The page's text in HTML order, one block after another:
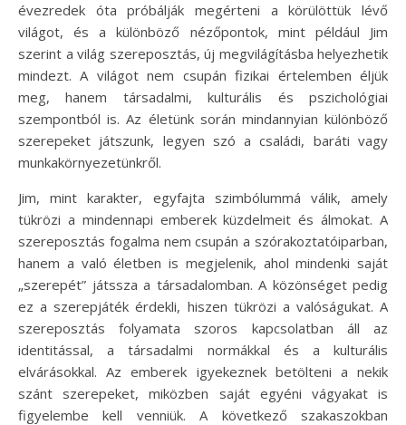
évezredek óta próbálják megérteni a körülöttük lévő
világot, és a különböző nézőpontok, mint például Jim
szerint a világ szereposztás, új megvilágításba helyezhetik
mindezt. A világot nem csupán fizikai értelemben éljük
meg, hanem társadalmi, kulturális és pszichológiai
szempontból is. Az életünk során mindannyian különböző
szerepeket játszunk, legyen szó a családi, baráti vagy
munkakörnyezetünkről.
Jim, mint karakter, egyfajta szimbólummá válik, amely
tükrözi a mindennapi emberek küzdelmeit és álmokat. A
szereposztás fogalma nem csupán a szórakoztatóiparban,
hanem a való életben is megjelenik, ahol mindenki saját
„szerepét” játssza a társadalomban. A közönséget pedig
ez a szerepjáték érdekli, hiszen tükrözi a valóságukat. A
szereposztás folyamata szoros kapcsolatban áll az
identitással, a társadalmi normákkal és a kulturális
elvárásokkal. Az emberek igyekeznek betölteni a nekik
szánt szerepeket, miközben saját egyéni vágyakat is
figyelembe kell venniük. A következő szakaszokban